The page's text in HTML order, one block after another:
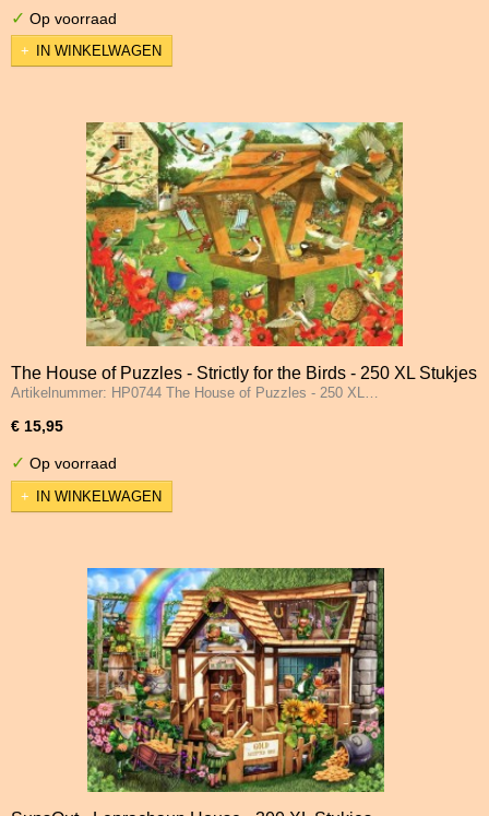
✓ Op voorraad
IN WINKELWAGEN
The House of Puzzles - Strictly for the Birds - 250 XL Stukjes
Artikelnummer: HP0744 The House of Puzzles - 250 XL…
€ 15,95
✓ Op voorraad
IN WINKELWAGEN